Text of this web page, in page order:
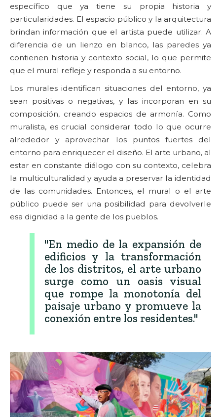
específico que ya tiene su propia historia y
particularidades. El espacio público y la arquitectura
brindan información que el artista puede utilizar. A
diferencia de un lienzo en blanco, las paredes ya
contienen historia y contexto social, lo que permite
que el mural refleje y responda a su entorno.
Los murales identifican situaciones del entorno, ya
sean positivas o negativas, y las incorporan en su
composición, creando espacios de armonía. Como
muralista, es crucial considerar todo lo que ocurre
alrededor y aprovechar los puntos fuertes del
entorno para enriquecer el diseño. El arte urbano, al
estar en constante diálogo con su contexto, celebra
la multiculturalidad y ayuda a preservar la identidad
de las comunidades. Entonces, el mural o el arte
público puede ser una posibilidad para devolverle
esa dignidad a la gente de los pueblos.
"En medio de la expansión de
edificios y la transformación
de los distritos, el arte urbano
surge como un oasis visual
que rompe la monotonía del
paisaje urbano y promueve la
conexión entre los residentes."